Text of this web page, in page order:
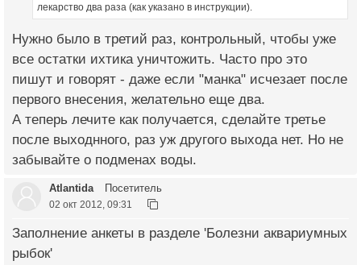
лекарство два раза (как указано в инструкции).
Нужно было в третий раз, контрольный, чтобы уже
все остатки ихтика уничтожить. Часто про это
пишут и говорят - даже если "манка" исчезает после
первого внесения, желательно еще два.
А теперь лечите как получается, сделайте третье
после выходнного, раз уж другого выхода нет. Но не
забывайте о подменах воды.
Atlantida Посетитель
02 окт 2012, 09:31
Заполнение анкеты в разделе 'Болезни аквариумных
рыбок'